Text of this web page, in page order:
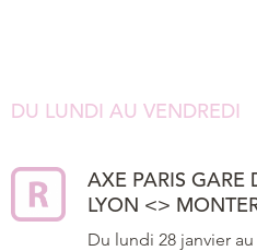
DU LUNDI AU VENDREDI
AXE PARIS GARE
LYON <>
Du lundi 28 janvier